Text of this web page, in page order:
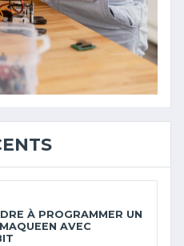
À PROGRAMMER UN
AVEC